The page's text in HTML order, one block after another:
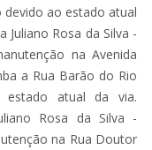
devido ao estado atual
Juliano Rosa da Silva -
na Avenida
a Rua Barão do Rio
atual da via.
Rosa da Silva -
na Rua Doutor